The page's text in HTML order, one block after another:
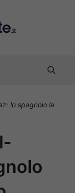
lo spagnolo la